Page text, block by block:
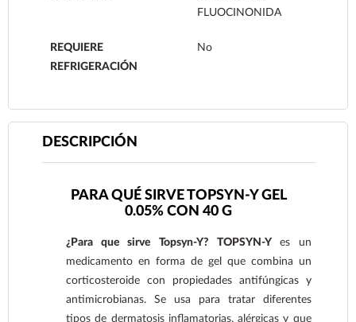
FLUOCINONIDA
REQUIERE
REFRIGERACIÓN
No
DESCRIPCIÓN
PARA QUÉ SIRVE TOPSYN-Y GEL
0.05% CON 40 G
¿Para que sirve Topsyn-Y? TOPSYN-Yes un
medicamento en forma de gel que combina un
corticosteroide con propiedades antifúngicas y
antimicrobianas. Se usa para tratar diferentes
tipos de dermatosis inflamatorias, alérgicas y que